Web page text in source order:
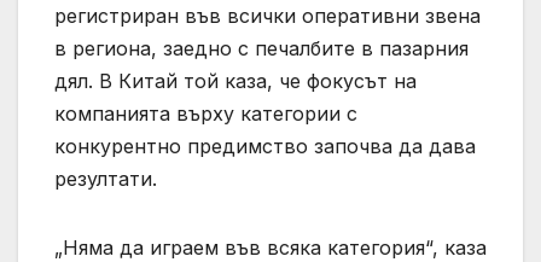
регистриран във всички оперативни звена
в региона, заедно с печалбите в пазарния
дял. В Китай той каза, че фокусът на
компанията върху категории с
конкурентно предимство започва да дава
резултати.
„Няма да играем във всяка категория“, каза